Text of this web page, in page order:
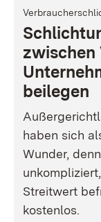
zwischen
beilegen
haben sich
Wunder,
Streitwert
kostenlos.